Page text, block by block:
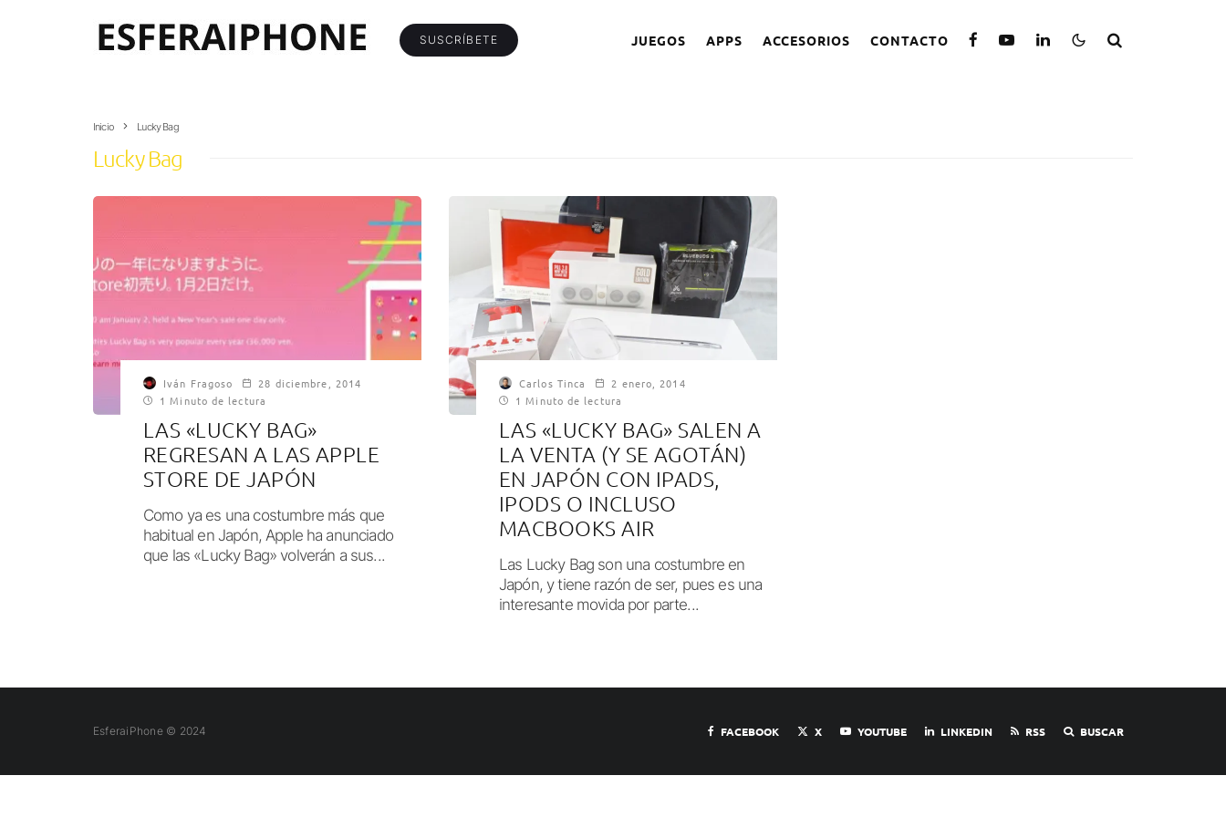
SUSCRÍBETE JUEGOS APPS ACCESORIOS CONTACTO
Inicio Lucky Bag
Lucky Bag
Iván Fragoso
28 diciembre, 2014
1 Minuto de lectura
LAS «LUCKY BAG»
REGRESAN A LAS APPLE
STORE DE JAPÓN
Como ya es una costumbre más que
habitual en Japón, Apple ha anunciado
que las «Lucky Bag» volverán a sus...
Carlos Tinca
2 enero, 2014
1 Minuto de lectura
LAS «LUCKY BAG» SALEN A
LA VENTA (Y SE AGOTÁN)
EN JAPÓN CON IPADS,
IPODS O INCLUSO
MACBOOKS AIR
Las Lucky Bag son una costumbre en
Japón, y tiene razón de ser, pues es una
interesante movida por parte...
EsferaiPhone © 2024 FACEBOOK X YOUTUBE LINKEDIN RSS BUSCAR